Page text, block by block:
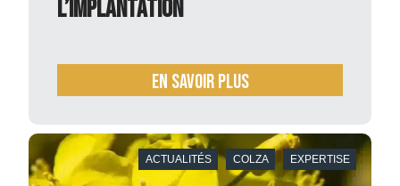
L’IMPLANTATION
En savoir plus
ACTUALITÉS COLZA EXPERTISE